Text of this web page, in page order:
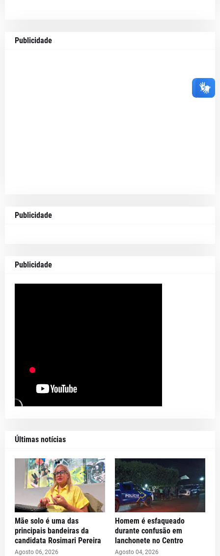
Publicidade
Publicidade
Publicidade
Últimas notícias
Mãe solo é uma das
principais bandeiras da
candidata Rosimari Pereira
Agosto 06, 2026
Homem é esfaqueado
durante confusão em
lanchonete no Centro
Agosto 04, 2026